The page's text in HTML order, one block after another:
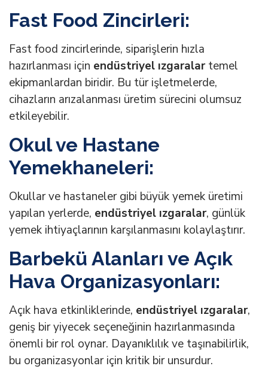
Fast Food Zincirleri:
Fast food zincirlerinde, siparişlerin hızla
hazırlanması için endüstriyel ızgaralartemel
ekipmanlardan biridir. Bu tür işletmelerde,
cihazların arızalanması üretim sürecini olumsuz
etkileyebilir.
Okul ve Hastane
Yemekhaneleri:
Okullar ve hastaneler gibi büyük yemek üretimi
yapılan yerlerde, endüstriyel ızgaralar, günlük
yemek ihtiyaçlarının karşılanmasını kolaylaştırır.
Barbekü Alanları ve Açık
Hava Organizasyonları:
Açık hava etkinliklerinde, endüstriyel ızgaralar,
geniş bir yiyecek seçeneğinin hazırlanmasında
önemli bir rol oynar. Dayanıklılık ve taşınabilirlik,
bu organizasyonlar için kritik bir unsurdur.